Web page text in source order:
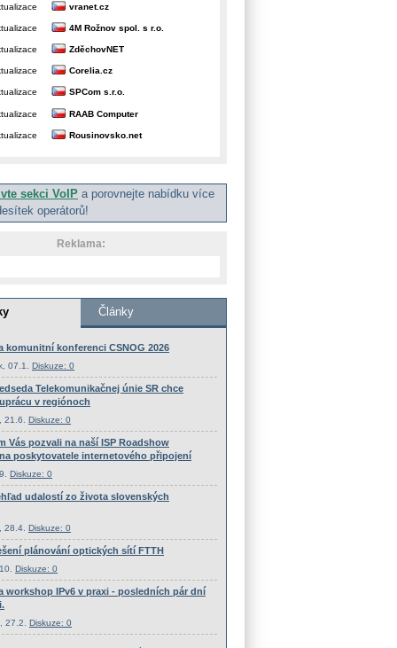
vranet.cz
4M Rožnov spol. s r.o.
ZděchovNET
Corelia.cz
SPCom s.r.o.
RAAB Computer
Rousinovsko.net
sekci VoIP a porovnejte nabídku více
operátorů!
Reklama: